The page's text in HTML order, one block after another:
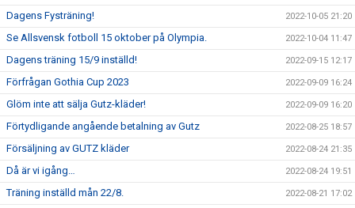
Dagens Fysträning! 2022-10-05 21:20
Se Allsvensk fotboll 15 oktober på Olympia. 2022-10-04 11:47
Dagens träning 15/9 inställd! 2022-09-15 12:17
Förfrågan Gothia Cup 2023 2022-09-09 16:24
Glöm inte att sälja Gutz-kläder! 2022-09-09 16:20
Förtydligande angående betalning av Gutz 2022-08-25 18:57
Försäljning av GUTZ kläder 2022-08-24 21:35
Då är vi igång… 2022-08-24 19:51
Träning inställd mån 22/8. 2022-08-21 17:02